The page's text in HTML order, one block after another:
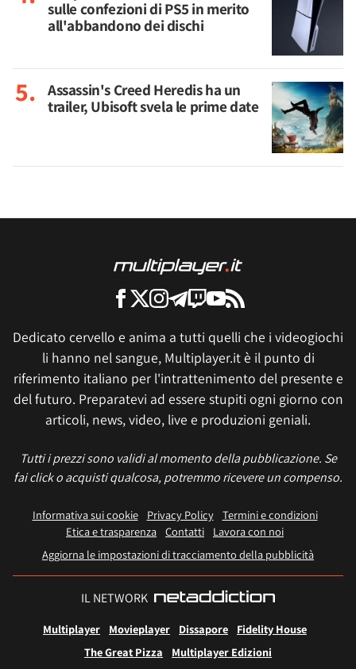
sulle confezioni di PS5 in merito
all'abbandono dei dischi
Assassin's Creed Heredis ha un
trailer, Ubisoft svela le prime date
Dedicato cervello e anima a tutti quelli che i videogiochi
li hanno nel sangue, Multiplayer.it è il punto di
riferimento italiano per l'intrattenimento del presente e
del futuro. Preparatevi ad essere stupiti ogni giorno con
articoli, news, video, live e produzioni geniali.
Tutti i prezzi sono validi al momento della pubblicazione. Se
fai click o acquisti qualcosa, potremmo ricevere un compenso.
Informativa sui cookie Privacy Policy
Termini e condizioni
Etica e trasparenza Contatti
Lavora con noi
Aggiorna le impostazioni di tracciamento della pubblicità
IL NETWORK
Multiplayer Movieplayer Dissapore
Fidelity House
The Great Pizza
Multiplayer Edizioni